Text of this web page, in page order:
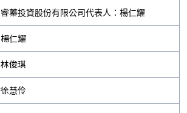
睿蓁投資股份有限公司代表人：楊仁耀
楊仁耀
林俊琪
徐慧伶